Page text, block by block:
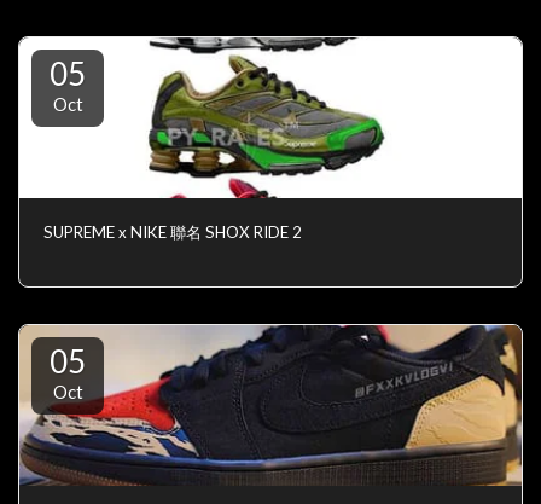
05
Oct
SUPREME x NIKE 聯名 SHOX RIDE 2
05
Oct